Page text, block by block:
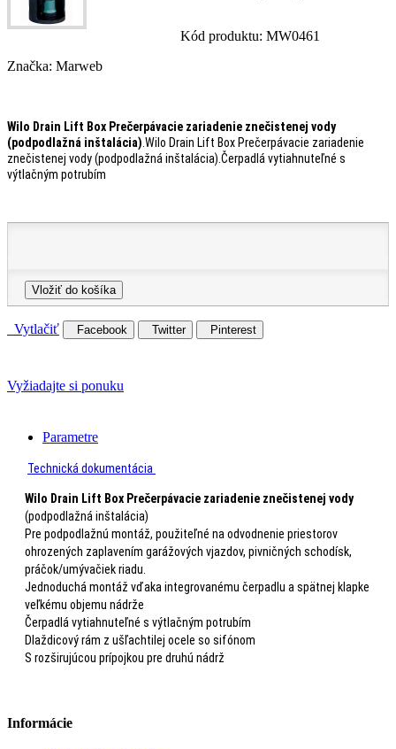
Kód produktu: MW0461
Značka: Marweb
Wilo Drain Lift Box Prečerpávacie zariadenie znečistenej vody
(podpodlažná inštalácia) .Wilo Drain Lift Box Prečerpávacie zariadenie
znečistenej vody (podpodlažná inštalácia).Čerpadlá vytiahnuteľné s
výtlačným potrubím
Vložiť do košíka
Vytlačiť Facebook Twitter Pinterest
Vyžiadajte si ponuku
Parametre
Technická dokumentácia
Wilo Drain Lift Box Prečerpávacie zariadenie znečistenej vody
(podpodlažná inštalácia)
Pre podpodlažnú montáž, použiteľné na odvodnenie priestorov
ohrozených zaplavením garážových vjazdov, pivničných schodísk,
práčok/umývačiek riadu.
Jednoduchá montáž vďaka integrovanému čerpadlu a spätnej klapke
veľkému objemu nádrže
Čerpadlá vytiahnuteľné s výtlačným potrubím
Dlaždicový rám z ušľachtilej ocele so sifónom
S rozširujúcou prípojkou pre druhú nádrž
Informácie